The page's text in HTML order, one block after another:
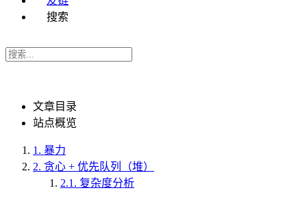
搜索
文章目录
站点概览
1. 暴力
2. 贪心 + 优先队列（堆）
2.1. 复杂度分析